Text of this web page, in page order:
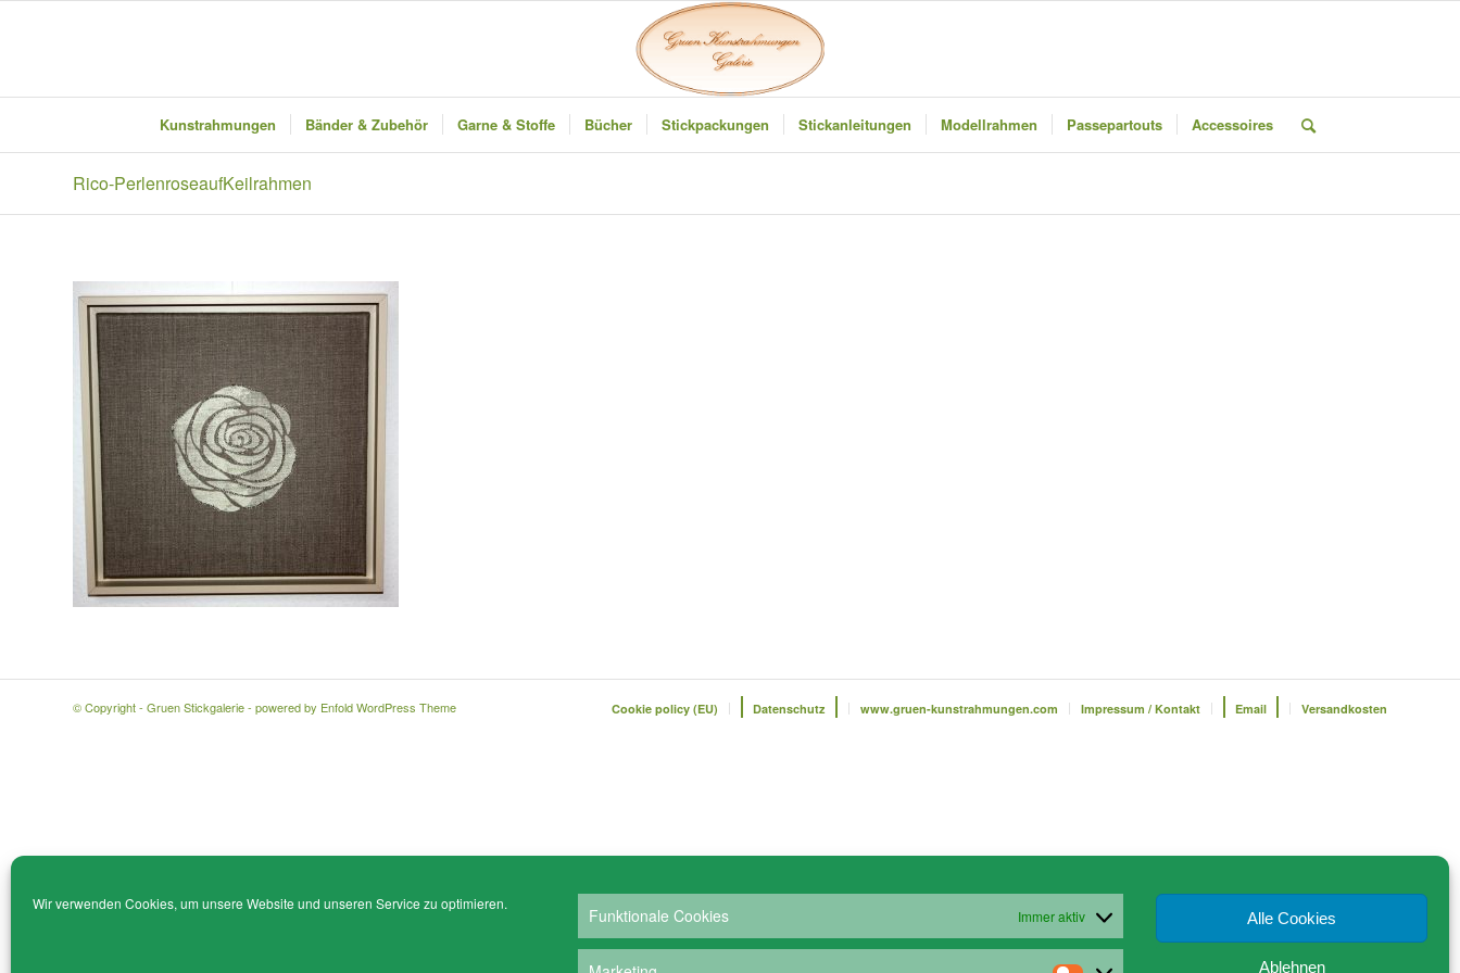
Wir verwenden Cookies, um unsere Website und unseren Service zu optimieren.
Funktionale Cookies Immer aktiv Alle Cookies
Ablehnen
Kunstrahmungen Bänder & Zubehör Garne & Stoffe Bücher Stickpackungen Stickanleitungen Modellrahmen Passepartouts Accessoires
Rico-PerlenroseaufKeilrahmen
© Copyright - Gruen Stickgalerie - powered by Enfold WordPress Theme Cookie policy (EU) Datenschutz www.gruen-kunstrahmungen.com Impressum / Kontakt Email Versandkosten